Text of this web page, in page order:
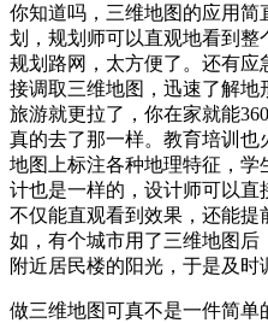
你知道吗，三维地图的应用
划，规划师可以直观地看到整
规划路网，太方便了。还有
接调取三维地图，迅速了解
旅游就更拉了，你在家就能
真的去了那一样。教育培训
地图上标注各种地理特征，
计也是一样的，设计师可以
不仅能直观看到效果，还能
如，有个城市用了三维地图后
附近居民楼的阳光，于是及时
做三维地图可真不是一件简